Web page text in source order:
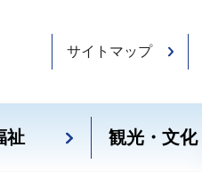
サイトマップ
祉 観光・文